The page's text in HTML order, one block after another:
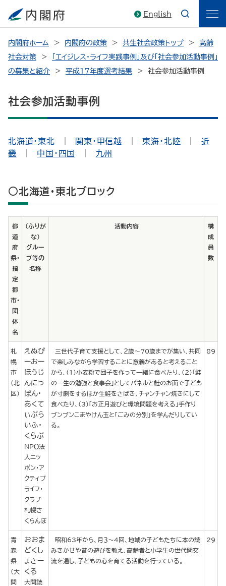
English
内閣府ホーム 内閣府の政策 共生社会政策トップ
高齢
社会対策
「エイジレス・ライフ実践事例」及び「社会参加活動事例」
の募集と紹介
平成17年度選考結果 社会参加活動事例
社会参加活動事例
北海道・東北 関東・甲信越 ｜東海・北陸
近
畿
中国・四国 九州
○北海道・東北ブロック
都
道
府
県･
指
定
都
市･
団
体
名
（ふりが
な）
グルー
プ等の
名称
活動内容
構
成
員
数
札
幌
市
(北
区)
えぬぴ
ーおー
ほうじ
んにっ
ぽん・
あくて
ぃぶら
いふ・
くらぶ
ＮＰＯ法
人ニッ
ポン・ア
クティブ
ライフ・
クラブ
札幌さ
くらんぼ
三世代子育て支援として、２歳～70歳までが集い、共同
で楽しみながら学習することに意義があると考えること
から、(1)小麦粉で団子を作って一緒に食べたり、(2)「鮭
の一生の勉強と食事会」としてパネルと鮭のお面で子ども
が寸劇をするほか生鮭をさばき、チャンチャン焼きにして
食べたり、(3)「お正月遊びと環境問題を考える」手作り
ブンブンこまやけん玉と「ごみの分別」を学んだりしてい
る。
89
青
森
県
(大
間
おおま
どくし
ょさー
くる
大間読
昭和63年から、月３～４回、地域の子どもたちに本の読
みきかせや昔の遊びを教え、高齢者と小学生の世代間交
流を通し、子どもの心を育てる活動を行っている。
29